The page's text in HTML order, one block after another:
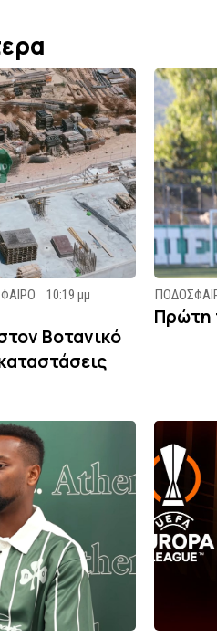
10:19 μμ
Βοτανικό
Πρώτη